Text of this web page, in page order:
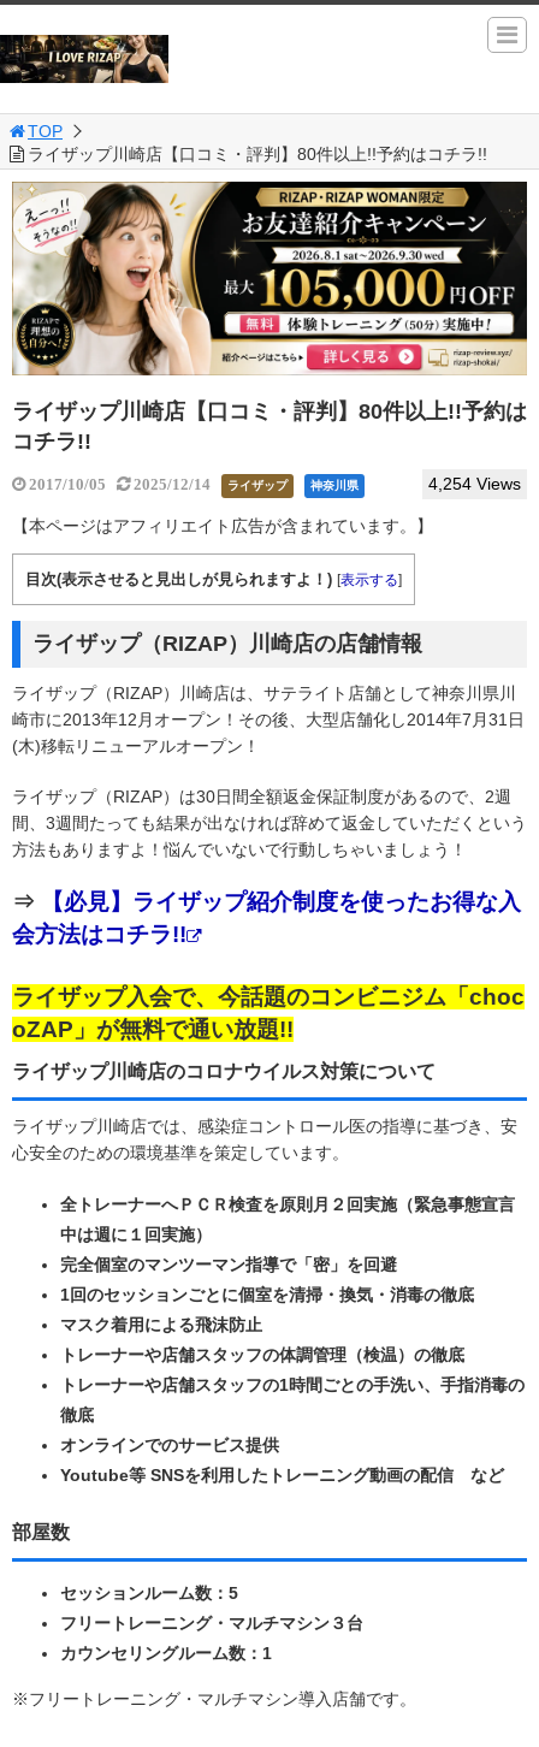
TOP
ライザップ川崎店【口コミ・評判】80件以上!!予約はコチラ!!
ライザップ川崎店【口コミ・評判】80件以上!!予約は
コチラ!!
2017/10/05 2025/12/14 ライザップ 神奈川県 4,254 Views
【本ページはアフィリエイト広告が含まれています。】
目次(表示させると見出しが見られますよ！) [表示する]
ライザップ（RIZAP）川崎店の店舗情報
ライザップ（RIZAP）川崎店は、サテライト店舗として神奈川県川
崎市に2013年12月オープン！その後、大型店舗化し2014年7月31日
(木)移転リニューアルオープン！
ライザップ（RIZAP）は30日間全額返金保証制度があるので、2週
間、3週間たっても結果が出なければ辞めて返金していただくという
方法もありますよ！悩んでいないで行動しちゃいましょう！
⇒
【必見】ライザップ紹介制度を使ったお得な入
会方法はコチラ!!
ライザップ入会で、今話題のコンビニジム「choc
oZAP」が無料で通い放題!!
ライザップ川崎店のコロナウイルス対策について
ライザップ川崎店では、感染症コントロール医の指導に基づき、安
心安全のための環境基準を策定しています。
全トレーナーへＰＣＲ検査を原則月２回実施（緊急事態宣言
中は週に１回実施）
完全個室のマンツーマン指導で「密」を回避
1回のセッションごとに個室を清掃・換気・消毒の徹底
マスク着用による飛沫防止
トレーナーや店舗スタッフの体調管理（検温）の徹底
トレーナーや店舗スタッフの1時間ごとの手洗い、手指消毒の
徹底
オンラインでのサービス提供
Youtube等 SNSを利用したトレーニング動画の配信 など
部屋数
セッションルーム数：5
フリートレーニング・マルチマシン３台
カウンセリングルーム数：1
※フリートレーニング・マルチマシン導入店舗です。